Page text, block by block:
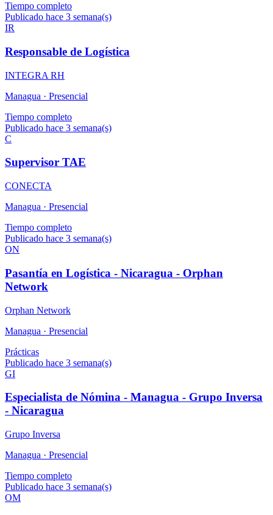
Tiempo completo
Publicado hace 3 semana(s)
IR
Responsable de Logística
INTEGRA RH
Managua · Presencial
Tiempo completo
Publicado hace 3 semana(s)
C
Supervisor TAE
CONECTA
Managua · Presencial
Tiempo completo
Publicado hace 3 semana(s)
ON
Pasantía en Logística - Nicaragua - Orphan
Network
Orphan Network
Managua · Presencial
Prácticas
Publicado hace 3 semana(s)
GI
Especialista de Nómina - Managua - Grupo Inversa
- Nicaragua
Grupo Inversa
Managua · Presencial
Tiempo completo
Publicado hace 3 semana(s)
OM